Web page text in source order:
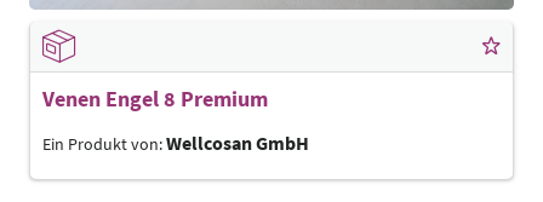
Venen Engel 8 Premium
Ein Produkt von:Wellcosan GmbH